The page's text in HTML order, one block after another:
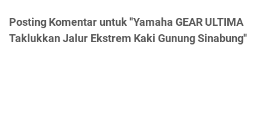
Posting Komentar untuk "Yamaha GEAR ULTIMA
Taklukkan Jalur Ekstrem Kaki Gunung Sinabung"